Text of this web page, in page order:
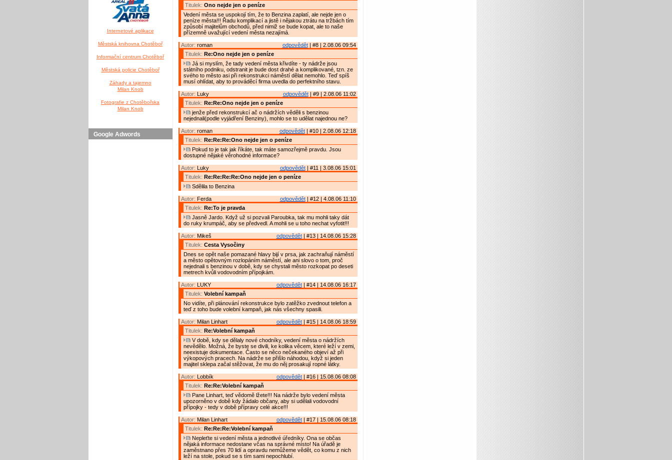
Internetové aplikace
Městská knihovna Chotěboř
Informační centrum Chotěboř
Městská policie Chotěboř
Záhady a tajemno
Milan Knob
Fotografie z Chotěbořska
Milan Knob
Google Adwords
Titulek: Ono nejde jen o peníze
Vedení města se uspokojí tím, že to Benzina zaplatí, ale nejde jen o
peníze města!!! Řadu komplikací a jistě i nějakou ztrátu na tržbách tím
způsobí majitelům obchodů, před nimiž se bude kopat, ale to naše
přízemně uvažující vedení města nezajímá.
odpovědět| #8 | 2.08.06 09:54
Autor: roman
Titulek: Re:Ono nejde jen o peníze
Já si myslím, že tady vedení města křivdíte - ty nádrže jsou
státního podniku, odstranit je bude dost drahé a komplikované, tzn. ze
svého to město asi při rekonstrukci náměstí dělat nemohlo. Teď spíš
musí ohlídat, aby to prováděcí firma uvedla do perfektního stavu.
odpovědět| #9 | 2.08.06 11:02
Autor: Luky
Titulek: Re:Re:Ono nejde jen o peníze
jenže před rekonstrukcí ač o nádržích věděli s benzinou
nejednali(podle vyjádření Benziny), mohlo se to udělat najednou ne?
odpovědět| #10 | 2.08.06 12:18
Autor: roman
Titulek: Re:Re:Re:Ono nejde jen o peníze
Pokud to je tak jak říkáte, tak máte samozřejmě pravdu. Jsou
dostupné nějaké věrohodné informace?
odpovědět| #11 | 3.08.06 15:01
Autor: Luky
Titulek: Re:Re:Re:Re:Ono nejde jen o peníze
Sdělila to Benzina
odpovědět| #12 | 4.08.06 11:10
Autor: Ferda
Titulek: Re:To je pravda
Jasně Jardo. Když už si pozvali Paroubka, tak mu mohli taky dát
do ruky krumpáč, aby se předvedl. A mohli se u toho nechat vyfotit!!!
odpovědět| #13 | 14.08.06 15:28
Autor: Mikeš
Titulek: Cesta Vysočiny
Dnes se opět naše pomazané hlavy bijí v prsa, jak zachraňují náměstí
a město opětovným rozlopáním náměstí, ale ani slovo o tom, proč
nejednali s benzinou v době, kdy se chystali město rozkopat po deseti
metrech kvůli vodovodním přípojkám.
odpovědět| #14 | 14.08.06 16:17
Autor: LUKY
Titulek: Volební kampaň
No vidíte, při plánování rekonstrukce bylo zatěžko zvednout telefon a
teď z toho bude volební kampaň, jak nás všechny spasili.
odpovědět| #15 | 14.08.06 18:59
Autor: Milan Linhart
Titulek: Re:Volební kampaň
V době, kdy se dělaly nové chodníky, vedení města o nádržích
nevědělo. Možná, že byste se divili, ke kolika věcem, které leží v zemi,
neexistuje dokumentace. Často se něco nečekaného objeví až při
výkopových pracech. Na nádrže se přišlo náhodou, když si jeden
majitel sklepa začal stěžovat, že mu do něj prosakují ropné látky.
odpovědět| #16 | 15.08.06 08:08
Autor: Lobbík
Titulek: Re:Re:Volební kampaň
Pane Linhart, teď vědomě lžete!!! Na nádrže bylo vedení města
upozorněno v době kdy žádalo občany, aby si udělali vodovodní
přípojky - tedy v době přípravy celé akce!!!
odpovědět| #17 | 15.08.06 08:18
Autor: Milan Linhart
Titulek: Re:Re:Re:Volební kampaň
Nepleťte si vedení města a jednotlivé úředníky. Ona se občas
nějaká informace nedostane včas na správné místo! Na úřadě je
zaměstnano přes 70 lidí a opravdu nemůžeme vědět, co komu z nich
leží na stole, pokud se s tím sami nepochlubí.